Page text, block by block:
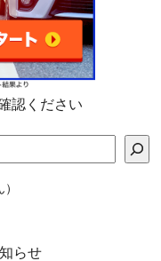
認ください
らせ